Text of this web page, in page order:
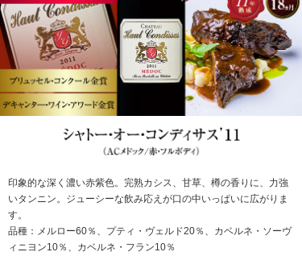
印象的な深く濃い赤紫色。完熟カシス、甘草、樽の香りに、力強
いタンニン。ジューシーな飲み応えが口の中いっぱいに広がりま
す。
品種：メルロー60％、プティ・ヴェルド20％、カベルネ・ソーヴ
ィニヨン10％、カベルネ・フラン10％